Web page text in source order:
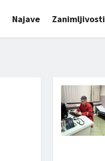
Najave Zanimljivosti